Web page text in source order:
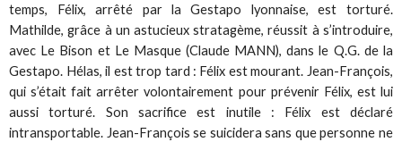
temps, Félix, arrêté par la Gestapo lyonnaise, est torturé.
Mathilde, grâce à un astucieux stratagème, réussit à s’introduire,
avec Le Bison et Le Masque (Claude MANN), dans le Q.G. de la
Gestapo. Hélas, il est trop tard : Félix est mourant. Jean-François,
qui s’était fait arrêter volontairement pour prévenir Félix, est lui
aussi torturé. Son sacrifice est inutile : Félix est déclaré
intransportable. Jean-François se suicidera sans que personne ne